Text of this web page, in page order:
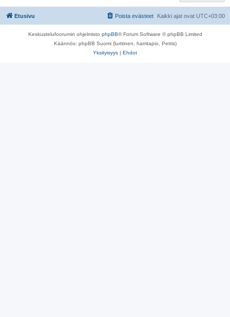
Etusivu Kaikki ajat ovat UTC+03:00
Poista evästeet
Keskustelufoorumin ohjelmisto phpBB® Forum Software © phpBB Limited
Käännös: phpBB Suomi (lurttinen, harritapio, Pettis)
Yksityisyys | Ehdot